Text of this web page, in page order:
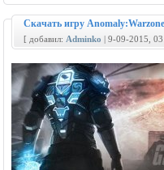
Скачать игру
[ добавил: Adminko | 9-09-2015,